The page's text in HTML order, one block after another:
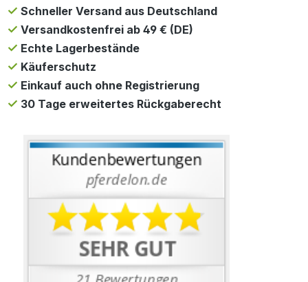
Schneller Versand aus Deutschland
Versandkostenfrei ab 49 € (DE)
Echte Lagerbestände
Käuferschutz
Einkauf auch ohne Registrierung
30 Tage erweitertes Rückgaberecht